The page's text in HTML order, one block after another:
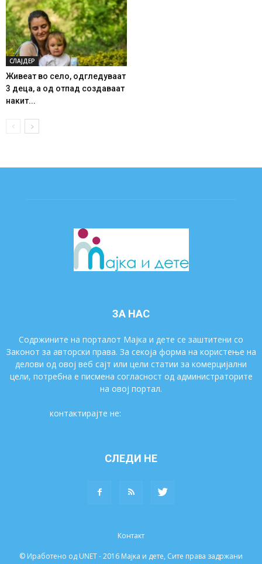
СЛАЈДЕР
Живеат во село, одгледуваат
3 деца, а од отпад создаваат
накит...
ЗА НАС
Содржините на порталот Мајка и дете се заштитени со
Законот за авторски права. За секоја форма на користење на
делови од овој веб сајт или цели статии за комерцијални
цели, потребна е писмена согласност од администраторите
на овој портал.
контактирајте не:
СЛЕДИ НЕ
Контакт
© Иработено од UNET - 2016 Мајка и дете, Сите права задржани